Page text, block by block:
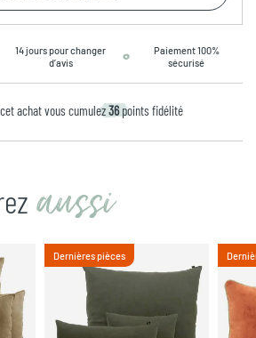
14 jours pour changer
d’avis
Paiement 100%
sécurisé
achat vous cumulez36 points fidélité
aussi
Dernières pièces